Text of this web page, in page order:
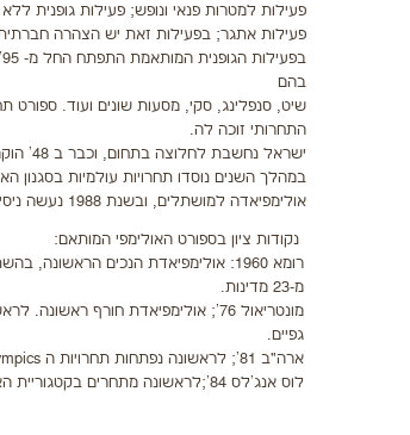
פעילות למטרות פנאי ונופש; פעילות גופנית
פעילות אתגר; בפעילות זאת יש הצהרה
בהם
שיט, סנפלינג, סקי, מסעות שונים ועוד.
התחרותי זוכה לה.
ישראל נחשבת לחלוצה בתחום, וכבר ב 48' הוקמה בריכה שיקומית על ידי פרופ' לודביג גוטמן.
אולימפיאדה למושתלים, ובשנת 1988 נעשה ניסיון לייסד אולימפיאדה להומואים ולסביות.
נקודות ציון בספורט האולימפי המותאם:
מ-23 מדינות.
מונטריאול 76'; אולימפיאדת חורף
גפיים.
ארה"ב 81'; לראשונה נפתחות תחרויות ה special Olympics לסובלים מפיגור שכלי.
לוס אנג'לס 84';לראשונה מתחרים בקטגוריית האחרים: גמדים וקצרי גפיים